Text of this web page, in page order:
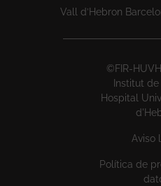
Vall d’Hebron
©FIR-
Institut
Hospital
Aviso
Política de